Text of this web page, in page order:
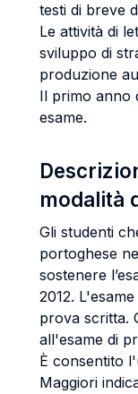
testi di breve
Le attività di
sviluppo di
produzione
Il primo anno
esame.
modalità
Gli studenti
portoghese
sostenere
2012.
prova scritta.
all'esame di
È consentito
Maggiori